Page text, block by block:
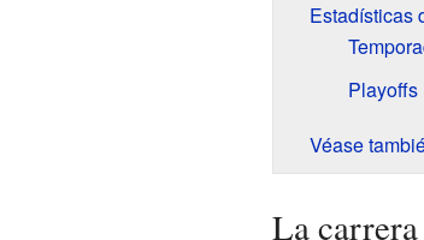
Estadísticas
Playoffs
Véase
La